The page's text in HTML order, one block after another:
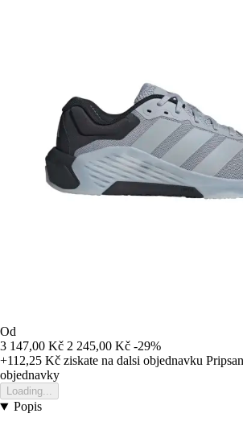
Od
3 147,00 Kč 2 245,00 Kč -29%
+112,25 Kč ziskate na dalsi objednavku
objednavky
Loading...
Popis